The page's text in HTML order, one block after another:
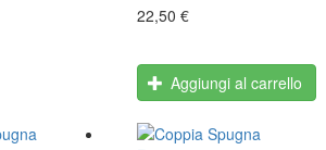
22,50 €
Aggiungi al carrello